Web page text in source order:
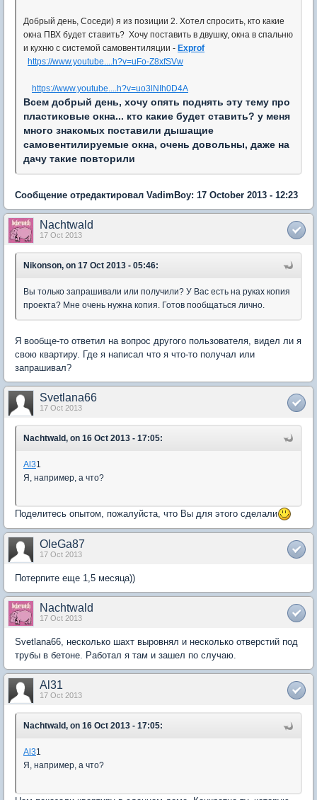
Добрый день, Соседи) я из позиции 2. Хотел спросить, кто какие
окна ПВХ будет ставить? Хочу поставить в двушку, окна в спальню
и кухню с системой самовентиляции - Exprof
https://www.youtube....h?v=uFo-Z8xfSVw
https://www.youtube....h?v=uo3lNIh0D4A
Всем добрый день, хочу опять поднять эту тему про
пластиковые окна... кто какие будет ставить? у меня
много знакомых поставили дышащие
самовентилируемые окна, очень довольны, даже на
дачу такие повторили
Сообщение отредактировал VadimBoy: 17 October 2013 - 12:23
Nachtwald
17 Oct 2013
Nikonson, on 17 Oct 2013 - 05:46:
Вы только запрашивали или получили? У Вас есть на руках копия
проекта? Мне очень нужна копия. Готов пообщаться лично.
Я вообще-то ответил на вопрос другого пользователя, видел ли я
свою квартиру. Где я написал что я что-то получал или
запрашивал?
Svetlana66
17 Oct 2013
Nachtwald, on 16 Oct 2013 - 17:05:
Al31
Я, например, а что?
Поделитесь опытом, пожалуйста, что Вы для этого сделали
OleGa87
17 Oct 2013
Потерпите еще 1,5 месяца))
Nachtwald
17 Oct 2013
Svetlana66, несколько шахт выровнял и несколько отверстий под
трубы в бетоне. Работал я там и зашел по случаю.
Al31
17 Oct 2013
Nachtwald, on 16 Oct 2013 - 17:05:
Al31
Я, например, а что?